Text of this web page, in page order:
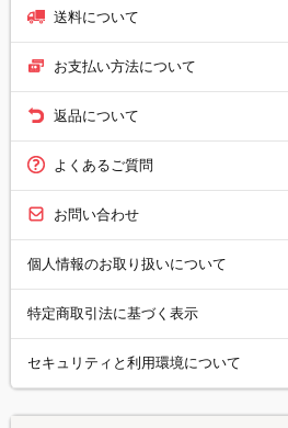
送料について
お支払い方法について
返品について
よくあるご質問
お問い合わせ
個人情報のお取り扱いについて
特定商取引法に基づく表示
セキュリティと利用環境について